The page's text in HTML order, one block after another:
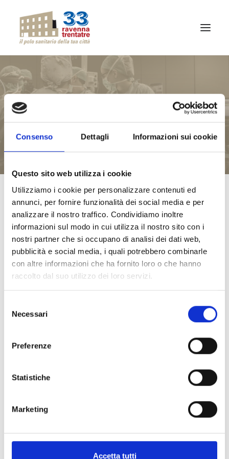
Consenso Dettagli Informazioni sui cookie
Questo sito web utilizza i cookie
Utilizziamo i cookie per personalizzare contenuti ed
annunci, per fornire funzionalità dei social media e per
analizzare il nostro traffico. Condividiamo inoltre
informazioni sul modo in cui utilizza il nostro sito con i
nostri partner che si occupano di analisi dei dati web,
pubblicità e social media, i quali potrebbero combinarle
con altre informazioni che ha fornito loro o che hanno
raccolto dal suo utilizzo dei loro servizi.
delNecessari
Preferenze
Statistiche
Marketing
Accetta tutti
CHI SIAMO
QUALITÀ
ATTIVITÀ
NEWS
RITIRO REFERTI ONLINE
CONTATTI